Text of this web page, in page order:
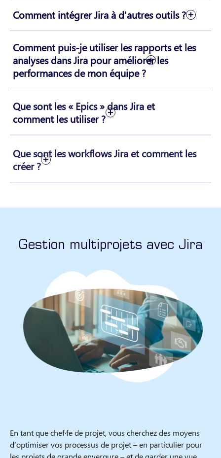
Comment intégrer Jira à d'autres outils ?
Comment puis-je utiliser les rapports et les
analyses dans Jira pour améliorer les
performances de mon équipe ?
Que sont les « Epics » dans Jira et
comment les utiliser ?
Que sont les workflows Jira et comment les
créer ?
Gestion multiprojets avec Jira
En tant que chef·fe de projet, vous cherchez des moyens
d’optimiser vos processus de projet – en particulier pour